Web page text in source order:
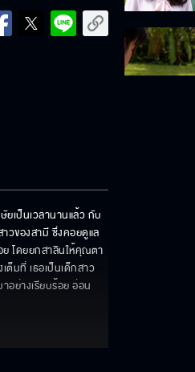
เป็นเวลานานแล้ว กับ
วของสามี ซึ่งคอยดูแล
ย โดยยกสาลินให้คุณตา
มที่ เธอเป็นเด็กสาว
อย่างเรียบร้อย อ่อน